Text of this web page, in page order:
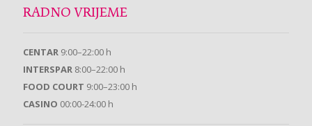
RADNO VRIJEME
CENTAR 9:00–22:00 h
INTERSPAR 8:00–22:00 h
FOOD COURT 9:00–23:00 h
CASINO 00:00-24:00 h